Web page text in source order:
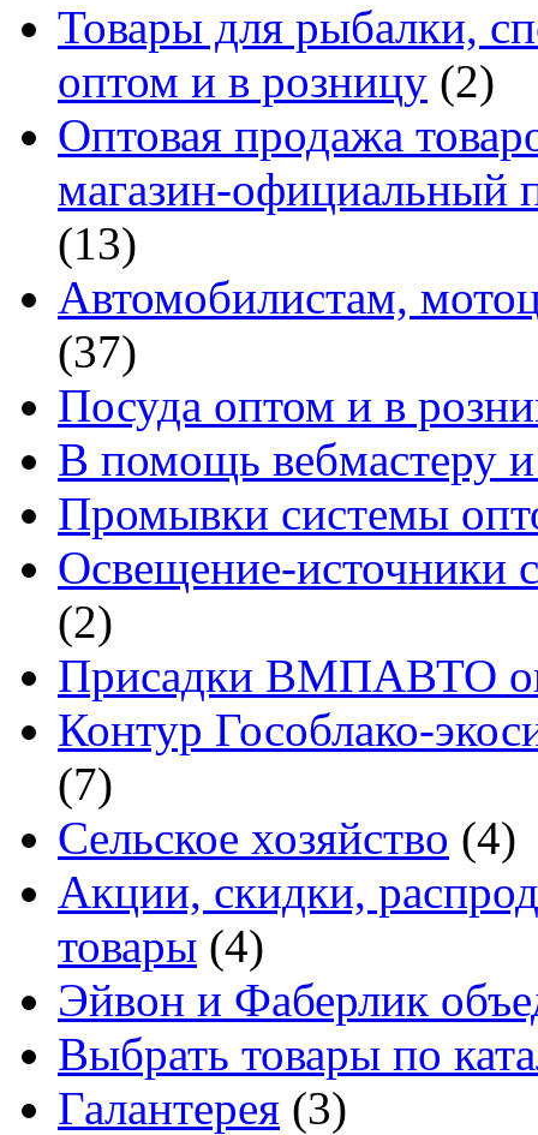
Товары для рыбалки,
оптом и в розницу (2)
Оптовая продажа
магазин-официальный
(13)
Автомобилистам,
(37)
Посуда оптом и в
В помощь вебмастеру и
Промывки системы
Освещение-источники
(2)
Присадки ВМПАВТО
Контур Гособлако-
(7)
Сельское хозяйство (4)
Акции, скидки,
товары (4)
Эйвон и Фаберлик
Выбрать товары по
Галантерея (3)